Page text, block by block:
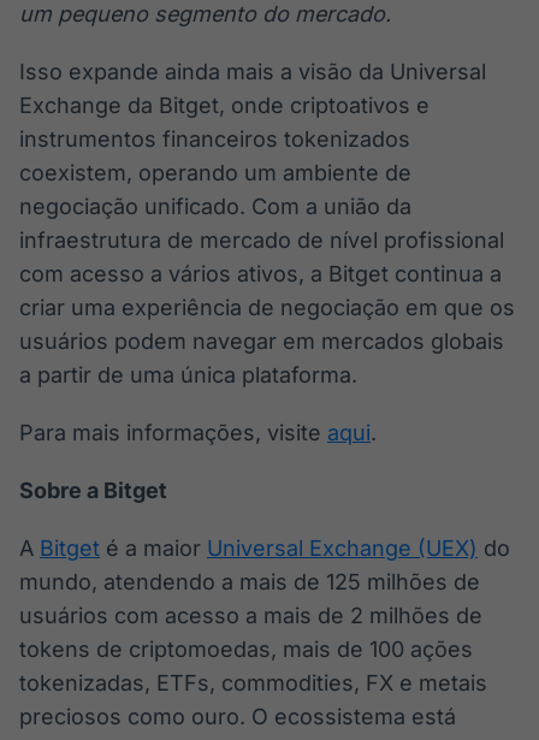
um pequeno segmento do mercado.
Isso expande ainda mais a visão da Universal
Exchange da Bitget, onde criptoativos e
instrumentos financeiros tokenizados
coexistem, operando um ambiente de
negociação unificado. Com a união da
infraestrutura de mercado de nível profissional
com acesso a vários ativos, a Bitget continua a
criar uma experiência de negociação em que os
usuários podem navegar em mercados globais
a partir de uma única plataforma.
Para mais informações, visite aqui.
Sobre a Bitget
A Bitget é a maior Universal Exchange (UEX) do
mundo, atendendo a mais de 125 milhões de
usuários com acesso a mais de 2 milhões de
tokens de criptomoedas, mais de 100 ações
tokenizadas, ETFs, commodities, FX e metais
preciosos como ouro. O ecossistema está